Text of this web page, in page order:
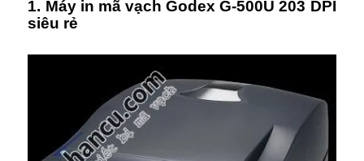
1. Máy in mã vạch Godex G-500U 203 DPI
siêu rẻ